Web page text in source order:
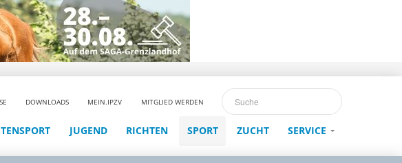
DOWNLOADS MEIN.IPZV MITGLIED WERDEN
JUGEND RICHTEN SPORT ZUCHT SERVICE